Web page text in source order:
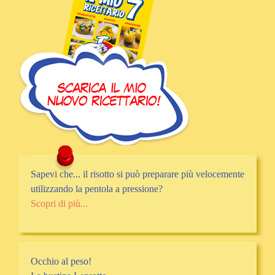
Sapevi che... il risotto si può preparare più velocemente
utilizzando la pentola a pressione?
Scopri di più...
Occhio al peso!